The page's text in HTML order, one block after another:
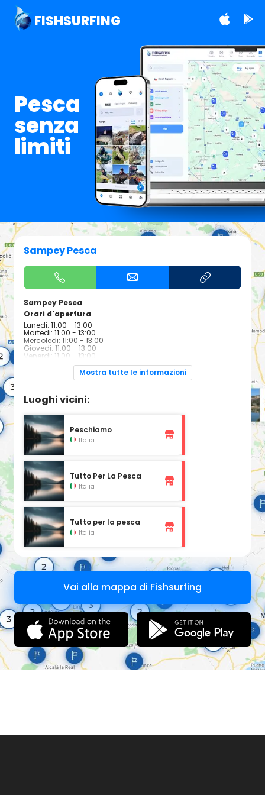
FISHSURFING
Pesca
senza
limiti
Sampey Pesca
Sampey Pesca
Orari d'apertura
Lunedi: 11:00 - 13:00
Martedi: 11:00 - 13:00
Mercoledi: 11:00 - 13:00
Giovedi: 11:00 - 13:00
Venerdi: 11:00 - 13:00
Sabato: Chiuso
Domenica: ChiusoMostra tutte le informazioni
Luoghi vicini:
Peschiamo
Italia
Tutto Per La Pesca
Italia
Tutto per la pesca
Italia
Vai alla mappa di Fishsurfing